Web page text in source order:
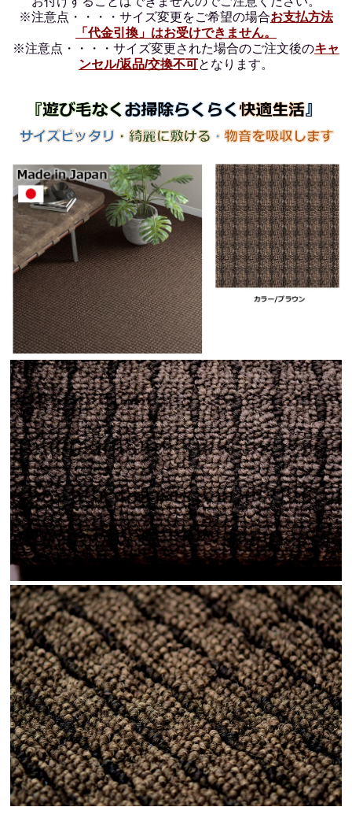
※注意点・・・・サイズ変更をご希望の場合お支払方法
「代金引換」はお受けできません。
※注意点・・・・サイズ変更された場合のご注文後のキャ
ンセル/返品/交換不可となります。